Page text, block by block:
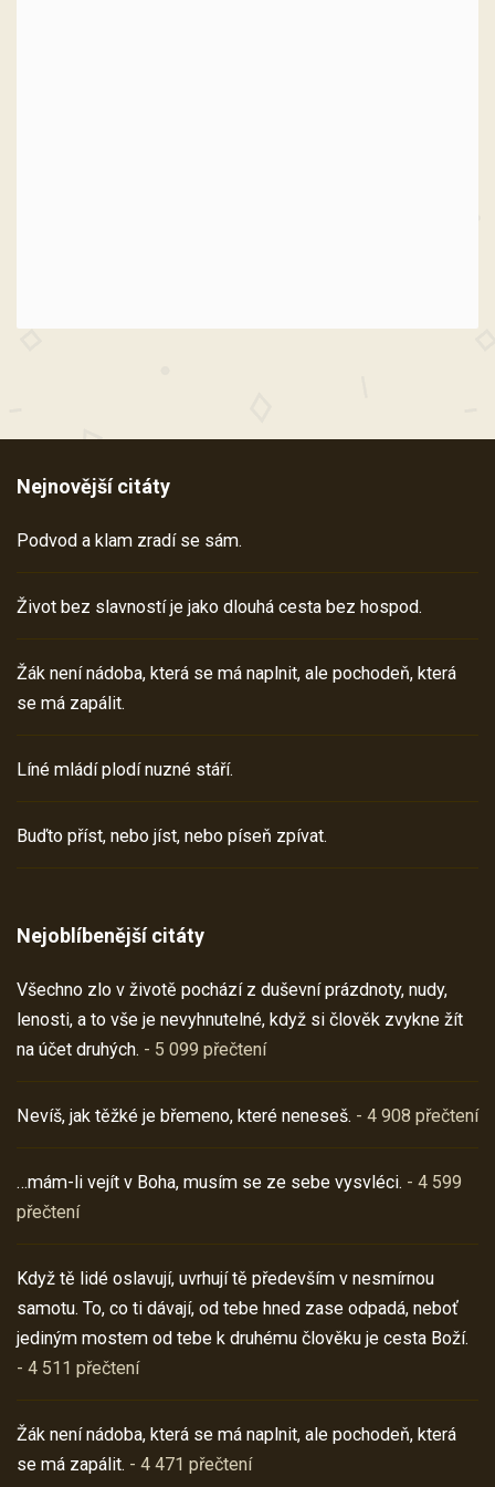
Nejnovější citáty
Podvod a klam zradí se sám.
Život bez slavností je jako dlouhá cesta bez hospod.
Žák není nádoba, která se má naplnit, ale pochodeň, která
se má zapálit.
Líné mládí plodí nuzné stáří.
Buďto příst, nebo jíst, nebo píseň zpívat.
Nejoblíbenější citáty
Všechno zlo v životě pochází z duševní prázdnoty, nudy,
lenosti, a to vše je nevyhnutelné, když si člověk zvykne žít
na účet druhých. - 5 099 přečtení
Nevíš, jak těžké je břemeno, které neneseš. - 4 908 přečtení
…mám-li vejít v Boha, musím se ze sebe vysvléci. - 4 599
přečtení
Když tě lidé oslavují, uvrhují tě především v nesmírnou
samotu. To, co ti dávají, od tebe hned zase odpadá, neboť
jediným mostem od tebe k druhému člověku je cesta Boží.
- 4 511 přečtení
Žák není nádoba, která se má naplnit, ale pochodeň, která
se má zapálit. - 4 471 přečtení